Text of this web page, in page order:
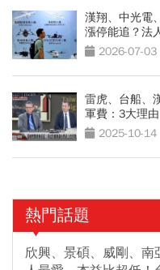
漢翔、中光電
漲停能追？法
2026-07-03
雷虎、台船、
軍費：3大理由
2025-10-14
熱門話題
欣興、景碩、威剛、